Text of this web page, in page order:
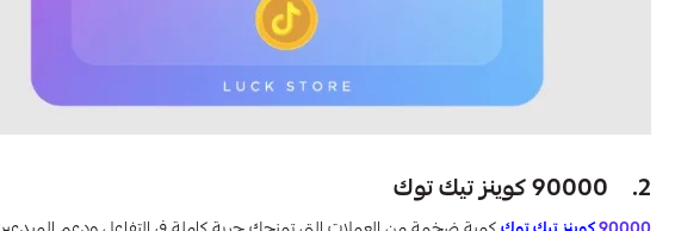
2. 90000 كوينز تيك توك